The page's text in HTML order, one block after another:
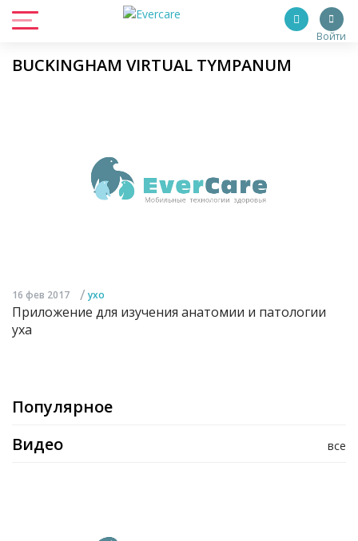
Войти
BUCKINGHAM VIRTUAL TYMPANUM
16 фев 2017 / ухо
Приложение для изучения анатомии и патологии
уха
Популярное
все
Видео